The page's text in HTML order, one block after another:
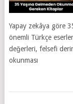
Yapay zekâya göre
önemli Türkçe
değerleri, felsefi
okunması